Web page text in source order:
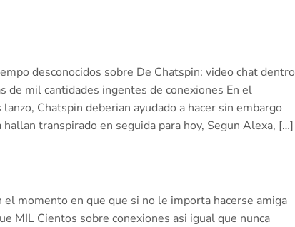
desconocidos sobre De Chatspin: video chat dentro
de mil cantidades ingentes de conexiones En el
Chatspin deberian ayudado a hacer sin embargo
transpirado en seguida para hoy, Segun Alexa, […]
momento en que que si no le importa hacerse amiga
MIL Cientos sobre conexiones asi­ igual que nunca